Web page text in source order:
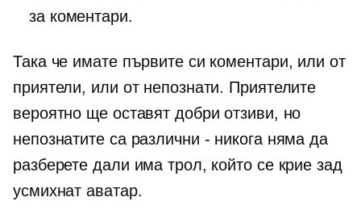
за коментари.
Така че имате първите си коментари, или от
приятели, или от непознати. Приятелите
вероятно ще оставят добри отзиви, но
непознатите са различни - никога няма да
разберете дали има трол, който се крие зад
усмихнат аватар.